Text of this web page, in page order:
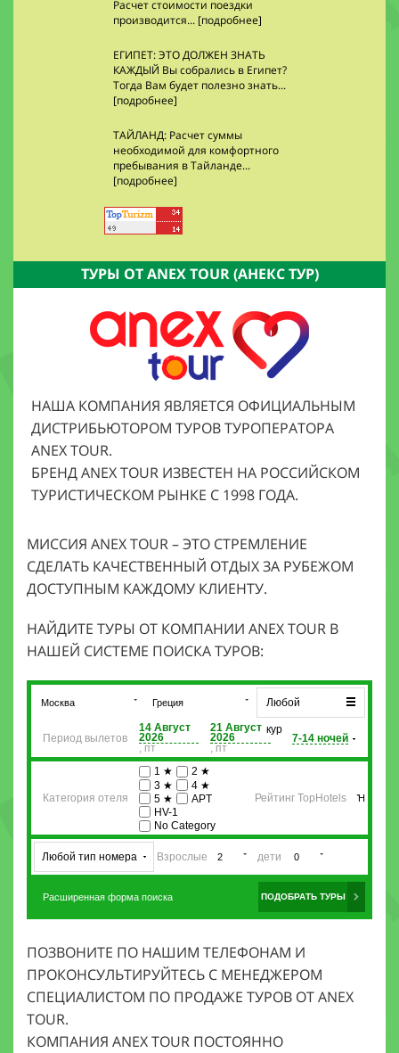
Расчет стоимости поездки
производится... [подробнее]
ЕГИПЕТ: ЭТО ДОЛЖЕН ЗНАТЬ
КАЖДЫЙ Вы собрались в Египет?
Тогда Вам будет полезно знать...
[подробнее]
ТАЙЛАНД: Расчет суммы
необходимой для комфортного
пребывания в Тайланде...
[подробнее]
ТУРЫ ОТ ANEX TOUR (АНЕКС ТУР)
НАША КОМПАНИЯ ЯВЛЯЕТСЯ ОФИЦИАЛЬНЫМ
ДИСТРИБЬЮТОРОМ ТУРОВ ТУРОПЕРАТОРА
ANEX TOUR.
БРЕНД ANEX TOUR ИЗВЕСТЕН НА РОССИЙСКОМ
ТУРИСТИЧЕСКОМ РЫНКЕ С 1998 ГОДА.
МИССИЯ ANEX TOUR – ЭТО СТРЕМЛЕНИЕ
СДЕЛАТЬ КАЧЕСТВЕННЫЙ ОТДЫХ ЗА РУБЕЖОМ
ДОСТУПНЫМ КАЖДОМУ КЛИЕНТУ.
НАЙДИТЕ ТУРЫ ОТ КОМПАНИИ ANEX TOUR В
НАШЕЙ СИСТЕМЕ ПОИСКА ТУРОВ:
ПОЗВОНИТЕ ПО НАШИМ ТЕЛЕФОНАМ И
ПРОКОНСУЛЬТИРУЙТЕСЬ С МЕНЕДЖЕРОМ
СПЕЦИАЛИСТОМ ПО ПРОДАЖЕ ТУРОВ ОТ ANEX
TOUR.
КОМПАНИЯ ANEX TOUR ПОСТОЯННО